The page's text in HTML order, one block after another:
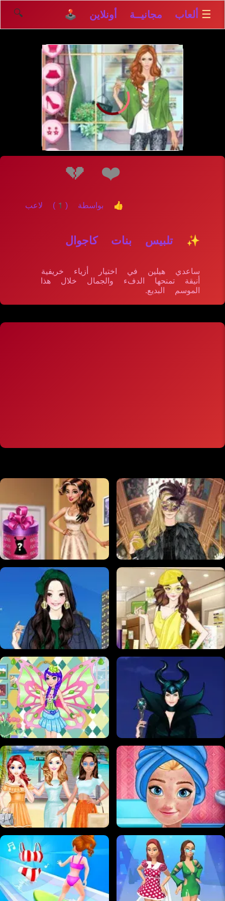
☰ ألعاب مجانيــة أونلاين 🕹️ 🔍
إلعــــب
❤️
💔
👍 بواسطة (1) لاعب
✨ تلبيس بنات كاجوال
ساعدي هيلين في اختيار أزياء خريفية
أنيقة تمنحها الدفء والجمال خلال هذا
الموسم البديع.